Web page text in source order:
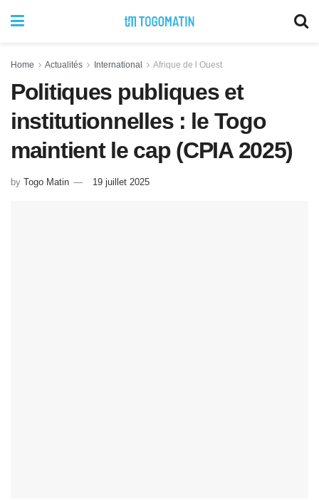
Home Actualités International Afrique de l Ouest
Politiques publiques et
institutionnelles : le Togo
maintient le cap (CPIA 2025)
by Togo Matin 19 juillet 2025